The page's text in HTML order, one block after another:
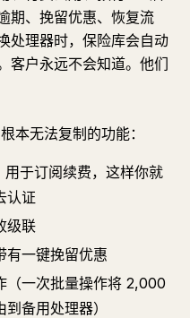
期、挽留优惠、恢复流
处理器时，保险库会自动
客户永远不会知道。他们
本无法复制的功能：
于订阅续费，这样你就
认证
级联
有一键挽留优惠
（一次批量操作将 2,000
备用处理器）